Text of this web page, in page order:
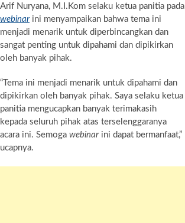
Arif Nuryana, M.I.Kom selaku ketua panitia pada
webinarini menyampaikan bahwa tema ini
menjadi menarik untuk diperbincangkan dan
sangat penting untuk dipahami dan dipikirkan
oleh banyak pihak.
“Tema ini menjadi menarik untuk dipahami dan
dipikirkan oleh banyak pihak. Saya selaku ketua
panitia mengucapkan banyak terimakasih
kepada seluruh pihak atas terselenggaranya
acara ini. Semoga webinarini dapat bermanfaat,”
ucapnya.